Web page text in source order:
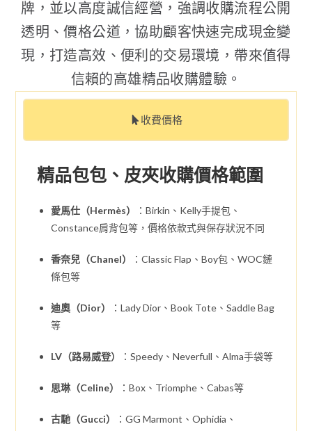
牌，並以高度誠信經營，強調收購流程公開
透明、價格公道，協助顧客快速完成現金變
現，打造高效、便利的交易環境，帶來值得
信賴的高雄精品收購體驗。
收費價格
精品包包、皮夾收購價格範圍
愛馬仕（Hermès）
：Birkin、Kelly手提包、
Constance肩背包等，價格依款式與保存狀況不同
香奈兒（Chanel）
：Classic Flap、Boy包、WOC鏈
條包等
迪奧（Dior）
：Lady Dior、Book Tote、Saddle Bag
等
LV（路易威登） ：Speedy、Neverfull、Alma手袋等
思琳（Celine） ：Box、Triomphe、Cabas等
古馳（Gucci）
：GG Marmont、Ophidia、